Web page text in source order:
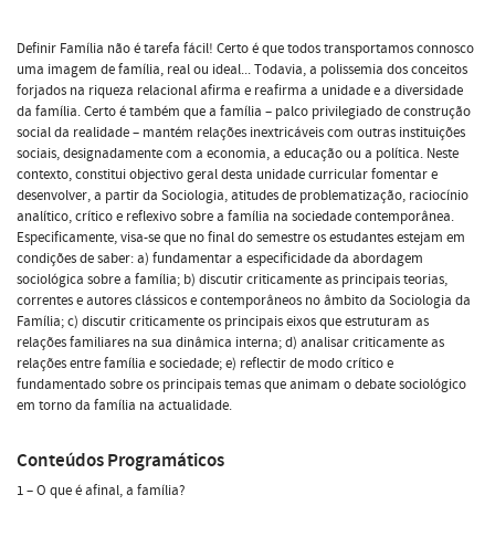
Definir Família não é tarefa fácil! Certo é que todos transportamos connosco
uma imagem de família, real ou ideal... Todavia, a polissemia dos conceitos
forjados na riqueza relacional afirma e reafirma a unidade e a diversidade
da família. Certo é também que a família – palco privilegiado de construção
social da realidade – mantém relações inextricáveis com outras instituições
sociais, designadamente com a economia, a educação ou a política. Neste
contexto, constitui objectivo geral desta unidade curricular fomentar e
desenvolver, a partir da Sociologia, atitudes de problematização, raciocínio
analítico, crítico e reflexivo sobre a família na sociedade contemporânea.
Especificamente, visa-se que no final do semestre os estudantes estejam em
condições de saber: a) fundamentar a especificidade da abordagem
sociológica sobre a família; b) discutir criticamente as principais teorias,
correntes e autores clássicos e contemporâneos no âmbito da Sociologia da
Família; c) discutir criticamente os principais eixos que estruturam as
relações familiares na sua dinâmica interna; d) analisar criticamente as
relações entre família e sociedade; e) reflectir de modo crítico e
fundamentado sobre os principais temas que animam o debate sociológico
em torno da família na actualidade.
Conteúdos Programáticos
1 – O que é afinal, a família?